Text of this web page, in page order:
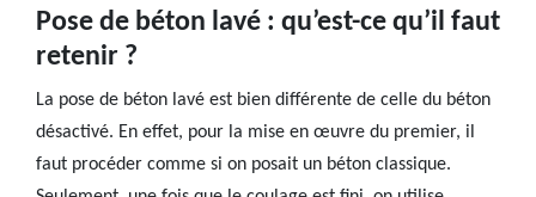
Pose de béton lavé : qu’est-ce qu’il faut
retenir ?
La pose de béton lavé est bien différente de celle du béton
désactivé. En effet, pour la mise en œuvre du premier, il
faut procéder comme si on posait un béton classique.